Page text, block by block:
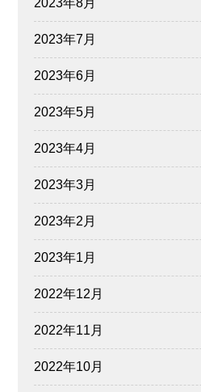
2023年8月
2023年7月
2023年6月
2023年5月
2023年4月
2023年3月
2023年2月
2023年1月
2022年12月
2022年11月
2022年10月